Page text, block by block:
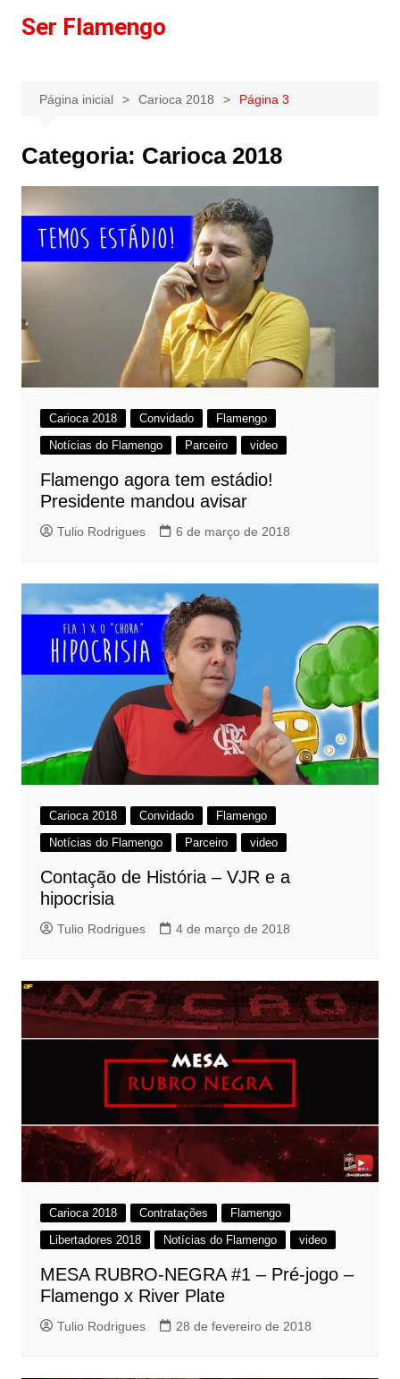
paraSer Flamengo
Página inicial Carioca 2018 Página 3
Categoria: Carioca 2018
Carioca 2018 Convidado
Flamengo
Notícias do Flamengo
Parceiro video
Flamengo agora tem estádio!
Presidente mandou avisar
Tulio Rodrigues 6 de março de 2018
Carioca 2018 Convidado
Flamengo
Notícias do Flamengo
Parceiro video
Contação de História – VJR e a
hipocrisia
Tulio Rodrigues 4 de março de 2018
Carioca 2018 Contratações
Flamengo
Libertadores 2018
Notícias do Flamengo video
MESA RUBRO-NEGRA #1 – Pré-jogo –
Flamengo x River Plate
Tulio Rodrigues 28 de fevereiro de 2018